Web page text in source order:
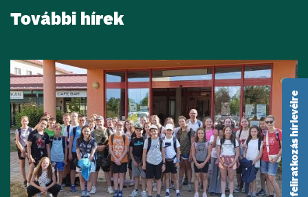
További hírek
feliratkozás hírlevélre